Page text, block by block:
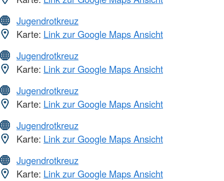
Jugendrotkreuz
Karte: Link zur Google Maps Ansicht
Jugendrotkreuz
Karte: Link zur Google Maps Ansicht
Jugendrotkreuz
Karte: Link zur Google Maps Ansicht
Jugendrotkreuz
Karte: Link zur Google Maps Ansicht
Jugendrotkreuz
Karte: Link zur Google Maps Ansicht